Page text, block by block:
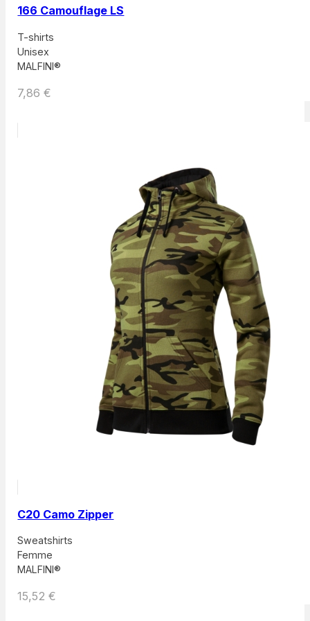
166 Camouflage LS
T-shirts
Unisex
MALFINI®
7,86€
C20 Camo Zipper
Sweatshirts
Femme
MALFINI®
15,52€